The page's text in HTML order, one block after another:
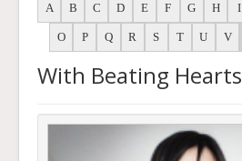
A B C D E F G H I
O P Q R S T U V
With Beating Hearts